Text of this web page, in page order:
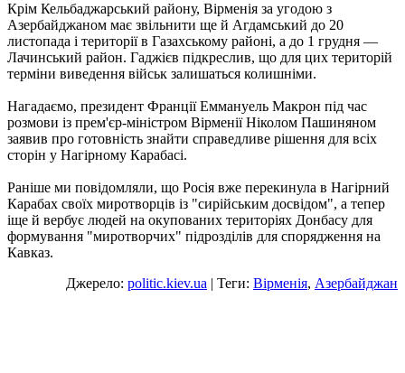
Крім Кельбаджарський району, Вірменія за угодою з
Азербайджаном має звільнити ще й Агдамський до 20
листопада і території в Газахському районі, а до 1 грудня —
Лачинський район. Гаджієв підкреслив, що для цих територій
терміни виведення військ залишаться колишніми.
Нагадаємо, президент Франції Еммануель Макрон під час
розмови із прем'єр-міністром Вірменії Ніколом Пашиняном
заявив про готовність знайти справедливе рішення для всіх
сторін у Нагірному Карабасі.
Раніше ми повідомляли, що Росія вже перекинула в Нагірний
Карабах своїх миротворців із "сирійським досвідом", а тепер
іще й вербує людей на окупованих територіях Донбасу для
формування "миротворчих" підрозділів для спорядження на
Кавказ.
Джерело: politic.kiev.ua | Теги: Вірменія, Азербайджан